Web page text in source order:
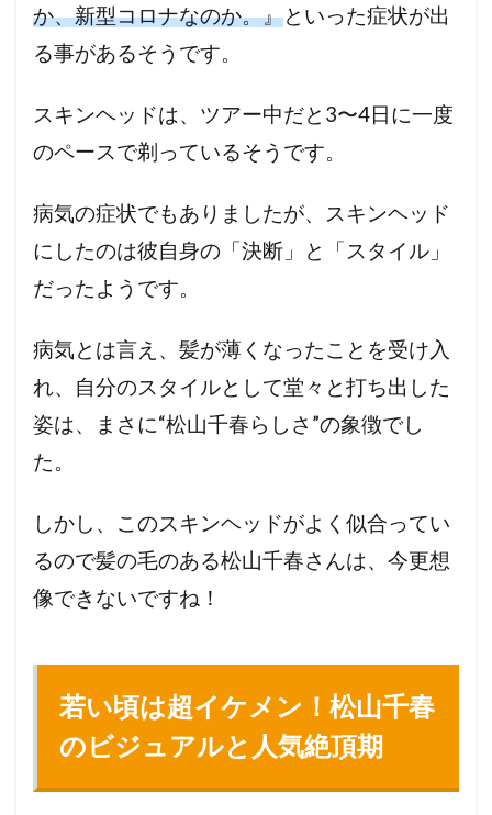
か、新型コロナなのか。』といった症状が出
る事があるそうです。
スキンヘッドは、ツアー中だと3〜4日に一度
のペースで剃っているそうです。
病気の症状でもありましたが、スキンヘッド
にしたのは彼自身の「決断」と「スタイル」
だったようです。
病気とは言え、髪が薄くなったことを受け入
れ、自分のスタイルとして堂々と打ち出した
姿は、まさに“松山千春らしさ”の象徴でし
た。
しかし、このスキンヘッドがよく似合ってい
るので髪の毛のある松山千春さんは、今更想
像できないですね！
若い頃は超イケメン！松山千春
のビジュアルと人気絶頂期